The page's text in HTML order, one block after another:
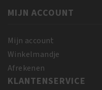
1
Conditioner
355
ml
aantal
MIJN ACCOUNT
Mijn account
Winkelmandje
Afrekenen
KLANTENSERVICE